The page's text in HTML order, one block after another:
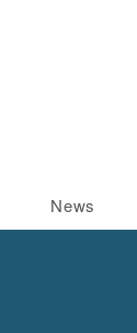
News